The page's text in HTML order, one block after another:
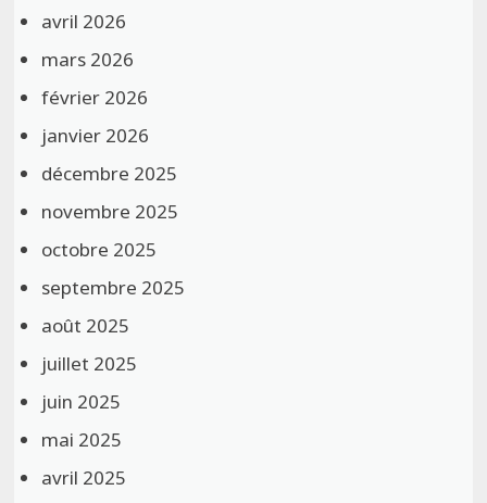
avril 2026
mars 2026
février 2026
janvier 2026
décembre 2025
novembre 2025
octobre 2025
septembre 2025
août 2025
juillet 2025
juin 2025
mai 2025
avril 2025